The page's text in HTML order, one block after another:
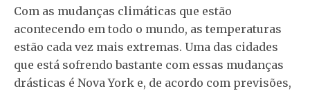
Com as mudanças climáticas que estão
acontecendo em todo o mundo, as temperaturas
estão cada vez mais extremas. Uma das cidades
que está sofrendo bastante com essas mudanças
drásticas é Nova York e, de acordo com previsões,